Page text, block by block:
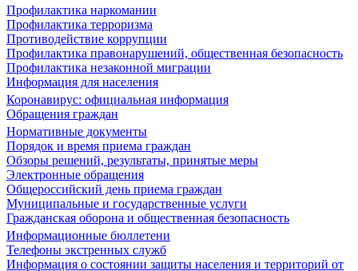
Профилактика наркомании
Профилактика терроризма
Противодействие коррупции
Профилактика правонарушений, общественная безопасность
Профилактика незаконной миграции
Информация для населения
Коронавирус: официальная информация
Обращения граждан
Нормативные документы
Порядок и время приема граждан
Обзоры решений, результаты, принятые меры
Электронные обращения
Общероссийский день приема граждан
Муниципальные и государственные услуги
Гражданская оборона и общественная безопасность
Информационные бюллетени
Телефоны экстренных служб
Информация о состоянии защиты населения и территорий от